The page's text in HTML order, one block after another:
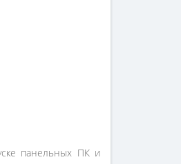
панельных ПК и